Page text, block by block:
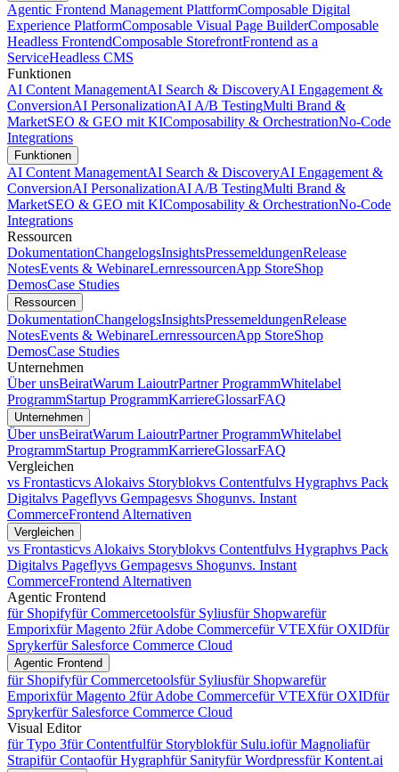
Agentic Frontend Management PlattformComposable Digital
Experience PlatformComposable Visual Page BuilderComposable
Headless FrontendComposable StorefrontFrontend as a
ServiceHeadless CMS
Funktionen
AI Content ManagementAI Search & DiscoveryAI Engagement &
ConversionAI PersonalizationAI A/B TestingMulti Brand &
MarketSEO & GEO mit KIComposability & OrchestrationNo-Code
Integrations
Funktionen
AI Content ManagementAI Search & DiscoveryAI Engagement &
ConversionAI PersonalizationAI A/B TestingMulti Brand &
MarketSEO & GEO mit KIComposability & OrchestrationNo-Code
Integrations
Ressourcen
DokumentationChangelogsInsightsPressemeldungenRelease
NotesEvents & WebinareLernressourcenApp StoreShop
DemosCase Studies
Ressourcen
DokumentationChangelogsInsightsPressemeldungenRelease
NotesEvents & WebinareLernressourcenApp StoreShop
DemosCase Studies
Unternehmen
Über unsBeiratWarum LaioutrPartner ProgrammWhitelabel
ProgrammStartup ProgrammKarriereGlossarFAQ
Unternehmen
Über unsBeiratWarum LaioutrPartner ProgrammWhitelabel
ProgrammStartup ProgrammKarriereGlossarFAQ
Vergleichen
vs Frontasticvs Alokaivs Storyblokvs Contentfulvs Hygraphvs Pack
Digitalvs Pageflyvs Gempagesvs Shogunvs. Instant
CommerceFrontend Alternativen
Vergleichen
vs Frontasticvs Alokaivs Storyblokvs Contentfulvs Hygraphvs Pack
Digitalvs Pageflyvs Gempagesvs Shogunvs. Instant
CommerceFrontend Alternativen
Agentic Frontend
für Shopifyfür Commercetoolsfür Syliusfür Shopwarefür
Emporixfür Magento 2für Adobe Commercefür VTEXfür OXIDfür
Sprykerfür Salesforce Commerce Cloud
Agentic Frontend
für Shopifyfür Commercetoolsfür Syliusfür Shopwarefür
Emporixfür Magento 2für Adobe Commercefür VTEXfür OXIDfür
Sprykerfür Salesforce Commerce Cloud
Visual Editor
für Typo 3für Contentfulfür Storyblokfür Sulu.iofür Magnoliafür
Strapifür Contaofür Hygraphfür Sanityfür Wordpressfür Kontent.ai